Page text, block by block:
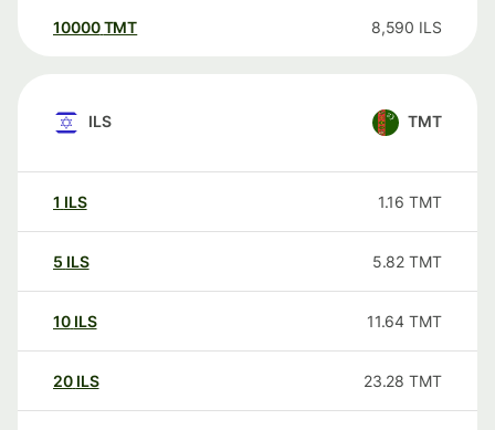
10000 TMT 8,590 ILS
ILS TMT
1 ILS 1.16 TMT
5 ILS 5.82 TMT
10 ILS 11.64 TMT
20 ILS 23.28 TMT